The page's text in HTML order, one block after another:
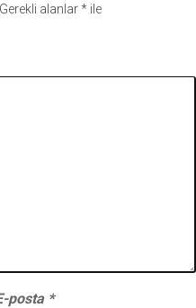
Gerekli alanlar* ile
posta *